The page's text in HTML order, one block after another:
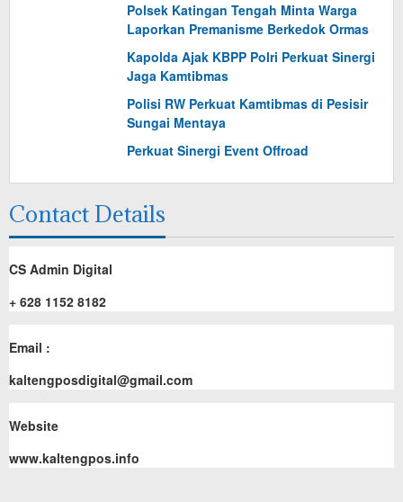
Polsek Katingan Tengah Minta Warga
Laporkan Premanisme Berkedok Ormas
Kapolda Ajak KBPP Polri Perkuat Sinergi
Jaga Kamtibmas
Polisi RW Perkuat Kamtibmas di Pesisir
Sungai Mentaya
Perkuat Sinergi Event Offroad
Contact Details
CS Admin Digital
+ 628 1152 8182
Email :
kaltengposdigital@gmail.com
Website
www.kaltengpos.info